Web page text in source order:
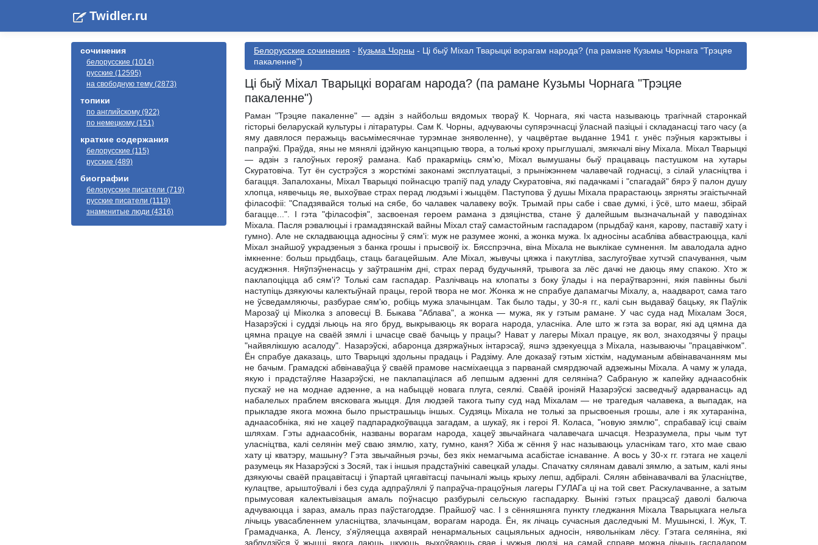
Twidler.ru
сочинения
белорусские (1014)
русские (12595)
на свободную тему (2873)
топики
по английскому (922)
по немецкому (151)
краткие содержания
белорусские (115)
русские (489)
биографии
белорусские писатели (719)
русские писатели (1119)
знаменитые люди (4316)
Белорусские сочинения - Кузьма Чорны - Ці быў Міхал Тварыцкі ворагам народа? (па рамане Кузьмы Чорнага "Трэцяе
пакаленне")
Ці быў Міхал Тварыцкі ворагам народа? (па рамане Кузьмы Чорнага "Трэцяе
пакаленне")
Раман "Трэцяе пакаленне" — адзін з найбольш вядомых твораў К. Чорнага, які часта называюць трагічнай старонкай
гісторыі беларускай культуры і літаратуры. Сам К. Чорны, адчуваючы супярэчнасці ўласнай пазіцыі і складанасці таго часу (а
яму давялося перажыць васьмімесячнае турэмнае зняволенне), у чацвёртае выданне 1941 г. унёс пэўныя карэктывы і
папраўкі. Праўда, яны не мянялі ідэйную канцэпцыю твора, а толькі кроху прыглушалі, змякчалі віну Міхала. Міхал Тварыцкі
— адзін з галоўных герояў рамана. Каб пракарміць сям'ю, Міхал вымушаны быў працаваць пастушком на хутары
Скуратовіча. Тут ён сустрэўся з жорсткімі законамі эксплуатацыі, з прыніжэннем чалавечай годнасці, з сілай уласніцтва і
багацця. Запалоханы, Міхал Тварыцкі пойнасцю трапіў пад уладу Скуратовіча, які падачкамі і "спагадай" бярэ ў палон душу
хлопца, нявечыць яе, выхоўвае страх перад людзьмі і жыццём. Паступова ў душы Міхала прарастаюць зярняты эгаістычнай
філасофіі: "Спадзявайся толькі на сябе, бо чалавек чалавеку воўк. Трымай пры сабе і свае думкі, і ўсё, што маеш, збірай
багацце...". І гэта "філасофія", засвоеная героем рамана з дзяцінства, стане ў далейшым вызначальнай у паводзінах
Міхала. Пасля рэвалюцыі і грамадзянскай вайны Міхал стаў самастойным гаспадаром (прыдбаў каня, карову, паставіў хату і
гумно). Але не складваюцца адносіны ў сям'і: муж не разумее жонкі, а жонка мужа. Іх адносіны асабліва абвастраюцца, калі
Міхал знайшоў украдзеныя з банка грошы і прысвоіў іх. Бясспрэчна, віна Міхала не выклікае сумнення. Ім авалодала адно
імкненне: больш прыдбаць, стаць багацейшым. Але Міхал, жывучы цяжка і пакутліва, заслугоўвае хутчэй спачування, чым
асуджэння. Няўпэўненасць у заўтрашнім дні, страх перад будучыняй, трывога за лёс дачкі не даюць яму спакою. Хто ж
паклапоціцца аб сям'і? Толькі сам гаспадар. Разлічваць на клопаты з боку ўлады і на пераўтварэнні, якія павінны былі
наступіць дзякуючы калектыўнай працы, герой твора не мог. Жонка ж не спрабуе дапамагчы Міхалу, а, наадварот, сама таго
не ўсведамляючы, разбурае сям'ю, робіць мужа злачынцам. Так было тады, у 30-я гг., калі сын выдаваў бацьку, як Паўлік
Марозаў ці Міколка з аповесці В. Быкава "Аблава", а жонка — мужа, як у гэтым рамане. У час суда над Міхалам Зося,
Назарэўскі і суддзі льюць на яго бруд, выкрываюць як ворага народа, уласніка. Але што ж гэта за вораг, які ад цямна да
цямна працуе на сваёй зямлі і шчасце сваё бачыць у працы? Нават у лагеры Міхал працуе, як вол, знаходзячы ў працы
"найвялікшую асалоду". Назарэўскі, абаронца дзяржаўных інтарэсаў, яшчэ здзекуецца з Міхала, называючы "працавічком".
Ён спрабуе даказаць, што Тварыцкі здольны прадаць і Радзіму. Але доказаў гэтым хісткім, надуманым абвінавачанням мы
не бачым. Грамадскі абвінаваўца ў сваёй прамове насміхаецца з парванай смярдзючай адзежыны Міхала. А чаму ж улада,
якую і прадстаўляе Назарэўскі, не паклапацілася аб лепшым адзенні для селяніна? Сабраную ж капейку аднаасобнік
пускаў не на моднае адзенне, а на набыццё новага плуга, сеялкі. Сваёй іроніяй Назарэўскі засведчыў адарванасць ад
набалелых праблем вясковага жыцця. Для людзей такога тыпу суд над Міхалам — не трагедыя чалавека, а выпадак, на
прыкладзе якога можна было прыстрашыць іншых. Судзяць Міхала не толькі за прысвоеныя грошы, але і як хутараніна,
аднаасобніка, які не хацеў падпарадкоўвацца загадам, а шукаў, як і героі Я. Коласа, "новую зямлю", спрабаваў ісці сваім
шляхам. Гэты аднаасобнік, названы ворагам народа, хацеў звычайнага чалавечага шчасця. Незразумела, пры чым тут
уласніцтва, калі селянін меў сваю зямлю, хату, гумно, каня? Хіба ж сёння ў нас называюць уласнікам таго, хто мае сваю
хату ці кватэру, машыну? Гэта звычайныя рэчы, без якіх немагчыма асабістае існаванне. А вось у 30-х гг. гэтага не хацелі
разумець як Назарэўскі з Зосяй, так і іншыя прадстаўнікі савецкай улады. Спачатку сялянам давалі зямлю, а затым, калі яны
дзякуючы сваёй працавітасці і ўпартай цягавітасці пачыналі жыць крыху лепш, адбіралі. Сялян абвінавачвалі ва ўласніцтве,
кулацтве, арыштоўвалі і без суда адпраўлялі ў папраўча-працоўныя лагеры ГУЛАГа ці на той свет. Раскулачванне, а затым
прымусовая калектывізацыя амаль поўнасцю разбурылі сельскую гаспадарку. Вынікі гэтых працэсаў даволі балюча
адчуваюцца і зараз, амаль праз паўстагоддзе. Прайшоў час. І з сённяшняга пункту гледжання Міхала Тварыцкага нельга
лічыць увасабленнем уласніцтва, злачынцам, ворагам народа. Ён, як лічаць сучасныя даследчыкі М. Мушынскі, I. Жук, Т.
Грамадчанка, А. Ленсу, з'яўляецца ахвярай ненармальных сацыяльных адносін, нявольнікам лёсу. Гэтага селяніна, які
заблудзіўся ў жыцці, якога лаюць, цкуюць, выхоўваюць свае і чужыя людзі, на самай справе можна лічыць гаспадаром